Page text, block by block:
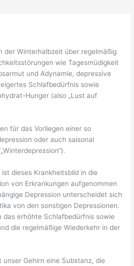
der Winterhalbzeit über regelmäßig
wie Tagesmüdigkeit
und Adynamie, depressive
Schlafbedürfnis sowie
Hunger (also „Lust auf
für das Vorliegen einer so
oder auch saisonal
dieses Krankheitsbild in die
von Erkrankungen aufgenommen
Depression unterscheidet sich
von den sonstigen Depressionen.
das erhöhte Schlafbedürfnis sowie
die regelmäßige Wiederkehr in der
Gehirn eine Substanz, die